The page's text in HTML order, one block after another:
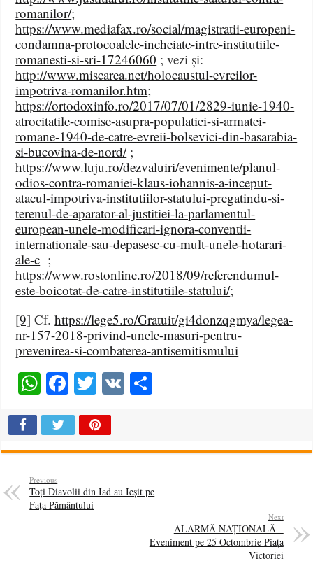
romanilor/;
https://www.mediafax.ro/social/magistratii-europeni-
condamna-protocoalele-incheiate-intre-institutiile-
romanesti-si-sri-17246060 ; vezi și:
http://www.miscarea.net/holocaustul-evreilor-
impotriva-romanilor.htm;
https://ortodoxinfo.ro/2017/07/01/2829-iunie-1940-
atrocitatile-comise-asupra-populatiei-si-armatei-
romane-1940-de-catre-evreii-bolsevici-din-basarabia-
si-bucovina-de-nord/;
https://www.luju.ro/dezvaluiri/evenimente/planul-
odios-contra-romaniei-klaus-iohannis-a-inceput-
atacul-impotriva-institutiilor-statului-pregatindu-si-
terenul-de-aparator-al-justitiei-la-parlamentul-
european-unele-modificari-ignora-conventii-
internationale-sau-depasesc-cu-mult-unele-hotarari-
ale-c ;
https://www.rostonline.ro/2018/09/referendumul-
este-boicotat-de-catre-institutiile-statului/;
[9] Cf.https://lege5.ro/Gratuit/gi4donzqgmya/legea-
nr-157-2018-privind-unele-masuri-pentru-
prevenirea-si-combaterea-antisemitismului
WhatsApp
Facebook
Twitter
VK
Previous
Toți Diavolii din Iad au Ieșit pe
Fața Pământului
Next
ALARMĂ NAȚIONALĂ –
Eveniment pe 25 Octombrie Piața
Victoriei